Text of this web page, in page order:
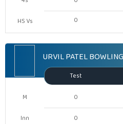
HS Vs
0
URVIL PATEL
M
Inn
Test
0
0